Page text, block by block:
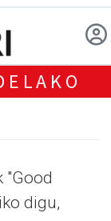
"Good
digu,